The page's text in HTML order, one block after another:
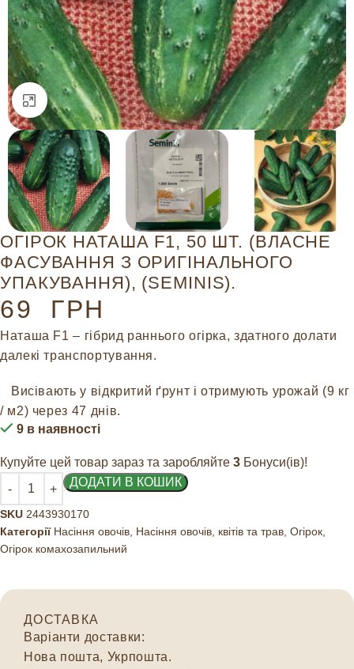
Натисніть, щоб збільшити
ОГІРОК НАТАША F1, 50 ШТ. (ВЛАСНЕ
ФАСУВАННЯ З ОРИГІНАЛЬНОГО
УПАКУВАННЯ), (SEMINIS).
69 ГРН
Наташа F1 – гібрид раннього огірка, здатного долати
далекі транспортування.
Висівають у відкритий ґрунт і отримують урожай (9 кг
/ м2) через 47 днів.
9 в наявності
Купуйте цей товар зараз та заробляйте 3 Бонуси(ів)!
ДОДАТИ В КОШИК
SKU 2443930170
Категорії Насіння овочів, Насіння овочів, квітів та трав, Огірок,
Огірок комахозапильний
ДОСТАВКА
Варіанти доставки:
Нова пошта, Укрпошта.